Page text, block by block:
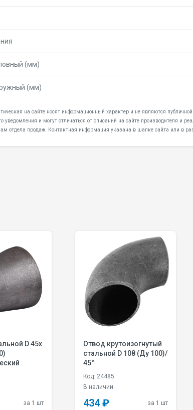
(мм)
(мм)
на сайте носят информационный характер и не являются публичной
и могут отличаться от описаний на сайте производителя и
отдела продаж. Контактная информация указана в шапке сайта или в
за 1 шт
Отвод крутоизогнутый
стальной D 108 (Ду 100)/
45°
Код: 24485
В наличии
434 ₽ за 1 шт